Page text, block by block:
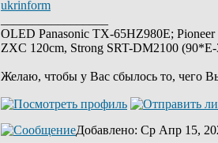
ukrinform
OLED Panasonic TX-65HZ980E;
ZXC 120cm, Strong SRT-DM2100
Желаю, чтобы у Вас сбылось то, чего
Добавлено: Ср Апр 15,